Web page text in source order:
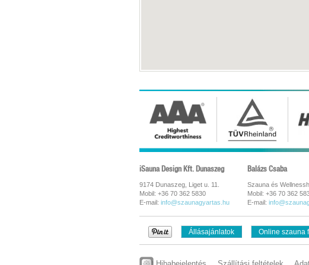
iSauna Design Kft. Dunaszeg
9174 Dunaszeg, Liget u. 11.
Mobil: +36 70 362 5830
E-mail: info@szaunagyartas.hu
Balázs Csaba
Szauna és
Mobil: +36 70 362
E-mail:
Állásajánlatok Online szauna